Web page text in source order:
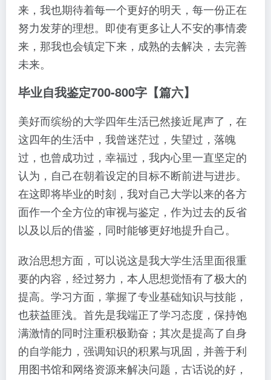
来，我也期待着每一个更好的明天，每一份正在
努力发芽的理想。即使有更多让人不安的事情袭
来，那我也会镇定下来，成熟的去解决，去完善
未来。
毕业自我鉴定700-800字【篇六】
美好而缤纷的大学四年生活已然接近尾声了，在
这四年的生活中，我曾迷茫过，失望过，落魄
过，也曾成功过，幸福过，我内心里一直坚定的
认为，自己在朝着设定的目标不断前进与进步。
在这即将毕业的时刻，我对自己大学以来的各方
面作一个全方位的审视与鉴定，作为过去的反省
以及以后的借鉴，同时能够更好地提升自己。
政治思想方面，可以说这是我大学生活里面很重
要的内容，经过努力，本人思想觉悟有了极大的
提高。学习方面，掌握了专业基础知识与技能，
也获益匪浅。首先是我端正了学习态度，保持饱
满激情的同时注重积极勤奋；其次是提高了自身
的自学能力，强调知识的积累与巩固，并善于利
用图书馆和网络资源来解决问题，古话说的好，